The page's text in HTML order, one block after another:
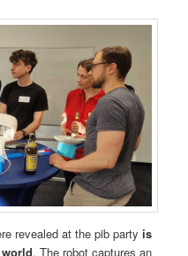
revealed at the pib partyis
. The robot captures an